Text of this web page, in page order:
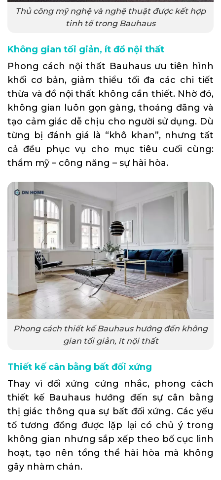
Thủ công mỹ nghệ và nghệ thuật được kết hợp
tinh tế trong Bauhaus
Không gian tối giản, ít đồ nội thất
Phong cách nội thất Bauhaus ưu tiên hình
khối cơ bản, giảm thiểu tối đa các chi tiết
thừa và đồ nội thất không cần thiết. Nhờ đó,
không gian luôn gọn gàng, thoáng đãng và
tạo cảm giác dễ chịu cho người sử dụng. Dù
từng bị đánh giá là “khô khan”, nhưng tất
cả đều phục vụ cho mục tiêu cuối cùng:
thẩm mỹ – công năng – sự hài hòa.
Phong cách thiết kế Bauhaus hướng đến không
gian tối giản, ít nội thất
Thiết kế cân bằng bất đối xứng
Thay vì đối xứng cứng nhắc, phong cách
thiết kế Bauhaus hướng đến sự cân bằng
thị giác thông qua sự bất đối xứng. Các yếu
tố tương đồng được lặp lại có chủ ý trong
không gian nhưng sắp xếp theo bố cục linh
hoạt, tạo nên tổng thể hài hòa mà không
gây nhàm chán.